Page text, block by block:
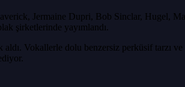
Jermaine Dupri, Bob Sinclar, Hugel,
şirketlerinde yayımlandı.
Vokallerle dolu benzersiz perküsif tarzı ve